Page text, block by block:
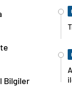
Bilgiler